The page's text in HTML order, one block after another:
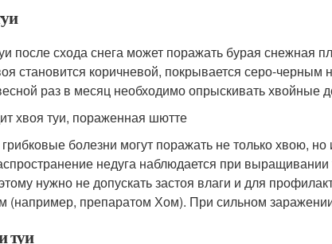
после схода снега может поражать бурая снежная
становится коричневой, покрывается серо-черным
раз в месяц необходимо опрыскивать хвойные
хвоя туи, пораженная шютте
болезни могут поражать не только хвою, но
недуга наблюдается при
нужно не допускать застоя влаги и для
(например, препаратом Хом). При сильном
туи